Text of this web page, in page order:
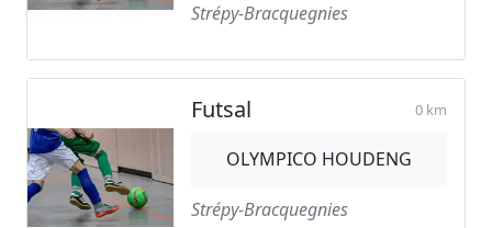
Strépy-Bracquegnies
Futsal 0 km
OLYMPICO HOUDENG
Strépy-Bracquegnies